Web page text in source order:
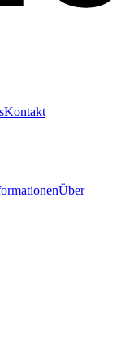
Kontakt
Über